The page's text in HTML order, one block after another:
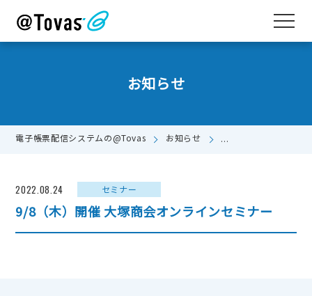
お知らせ
電子帳票配信システムの@Tovas お知らせ
2022.08.24 セミナー
9/8（木）開催 大塚商会オンラインセミナー